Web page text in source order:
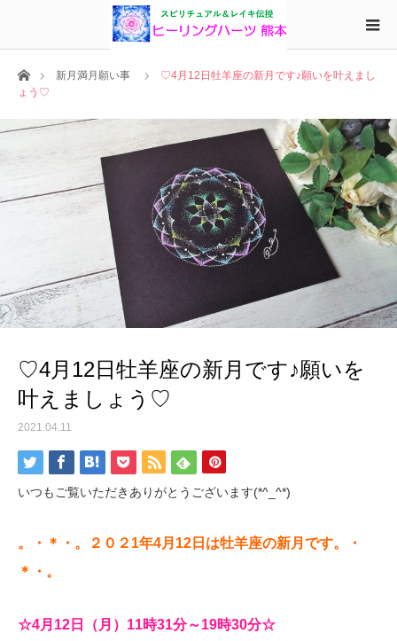
ホーム新月満月願い事
♡4月12日牡羊座の新月です♪願いを叶えまし
ょう♡
♡4月12日牡羊座の新月です♪願いを
叶えましょう♡
2021.04.11
いつもご覧いただきありがとうございます(*^_^*)
。・＊・。２０２1年4月 12 日は牡羊座の新月 です。・
＊・。
☆4月12 日（月）11時31分～19時30分☆